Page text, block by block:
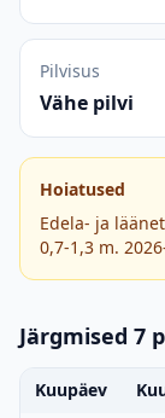
Pilvisus
Vähe pilvi
Hoiatused
Edela- ja
0,7-1,3 m.
Järgmised 7
Kuupäev